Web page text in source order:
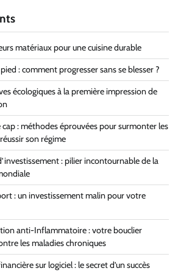
matériaux pour une cuisine durable
: comment progresser sans se blesser ?
écologiques à la première impression de
cap : méthodes éprouvées pour surmonter les
son régime
: pilier incontournable de la
: un investissement malin pour votre
anti-Inflammatoire : votre bouclier
les maladies chroniques
sur logiciel : le secret d’un succès